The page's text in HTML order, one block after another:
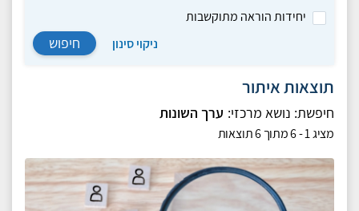
יחידות הוראה מתוקשבות
ניקוי סינון
חיפוש
תוצאות איתור
חיפשת: נושא מרכזי: ערך השונות
מציג1 - 6 מתוך6תוצאות